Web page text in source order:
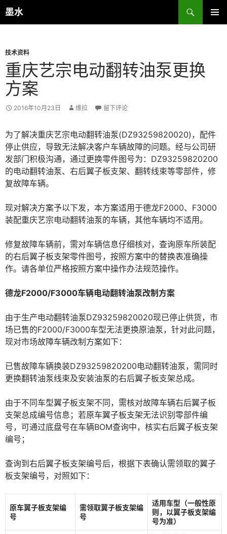
跳
至
墨水
搜
索
技术资料
重庆艺宗电动翻转油泵更换
方案
2016年10月23日 维拉 留下评论
为了解决重庆艺宗电动翻转油泵(DZ93259820020)，配件
停止供应，导致无法解决客户车辆故障的问题。经与公司研
发部门积极沟通，通过更换零件图号为：DZ93259820200
的电动翻转油泵、右后翼子板支架、翻转线束等零部件，修
复故障车辆。
现对解决方案予以下发，本方案适用于德龙F2000、F3000
装配重庆艺宗电动翻转油泵的车辆，其他车辆均不适用。
修复故障车辆前，需对车辆信息仔细核对，查询原车所装配
的右后翼子板支架零件图号，按照方案中的替换表准确操
作。请各单位严格按照方案中操作办法规范操作。
德龙F2000/F3000车辆电动翻转油泵改制方案
由于生产电动翻转油泵DZ93259820020现已停止供货，市
场已售的F2000/F3000车型无法更换原油泵，针对此问题，
现对市场故障车辆改制方案如下：
已售故障车辆换装DZ93259820200电动翻转油泵，需同时
更换翻转油泵线束及安装油泵的右后翼子板支架总成。
由于不同车型翼子板支架不同，需核对故障车辆右后翼子板
支架总成编号信息；若原车翼子板支架无法识别零部件编
号，可通过底盘号在车辆BOM查询中，核实右后翼子板支架
编号；
查询到右后翼子板支架编号后，根据下表确认需领取的翼子
板支架编号，对照如下：
原车翼子板支架编
号
需领取翼子板支架编
号
适用车型（一般性原
则，以翼子板支架编
号为准）